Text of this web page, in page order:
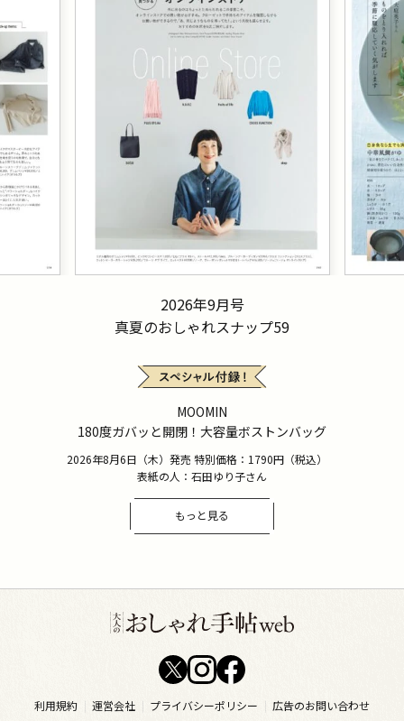
2026年9月号
真夏のおしゃれスナップ59
MOOMIN
180度ガバッと開閉！大容量ボストンバッグ
2026年8月6日（木）発売 特別価格：1790円（税込）
表紙の人：石田ゆり子さん
もっと見る
利用規約 運営会社 プライバシーポリシー 広告のお問い合わせ